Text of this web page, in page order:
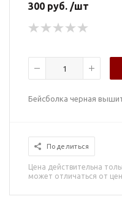
300 руб. /шт
Бейсболка черная
Поделиться
Цена действительна
может отличаться от